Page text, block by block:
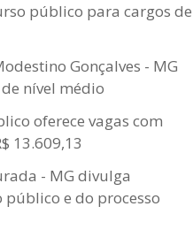
público para cargos de
Gonçalves - MG
nível médio
oferece vagas com
13.609,13
- MG divulga
público e do processo